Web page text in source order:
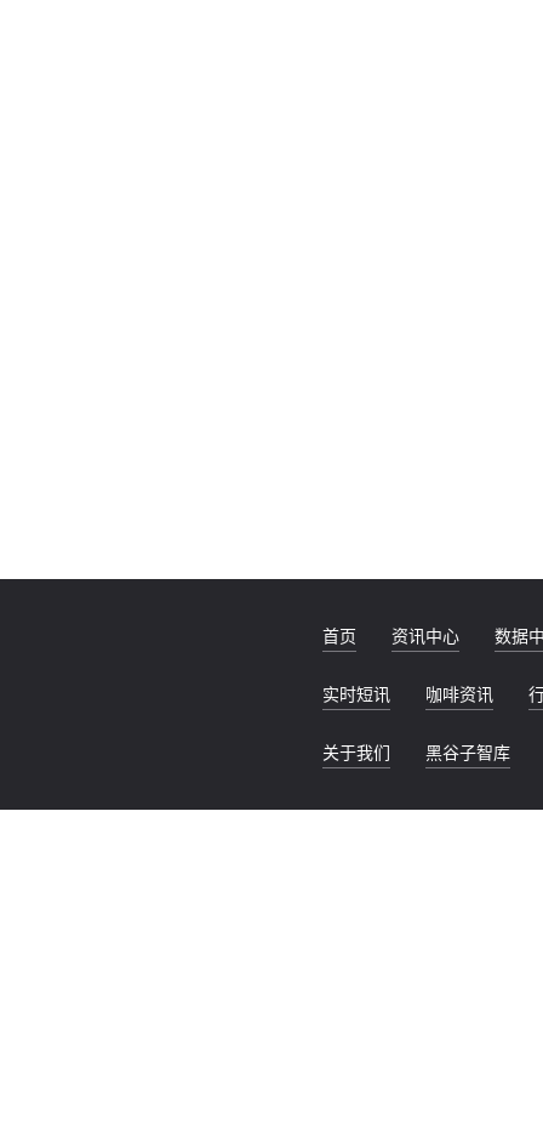
首页 资讯中心 数据
实时短讯 咖啡资讯
关于我们 黑谷子智库